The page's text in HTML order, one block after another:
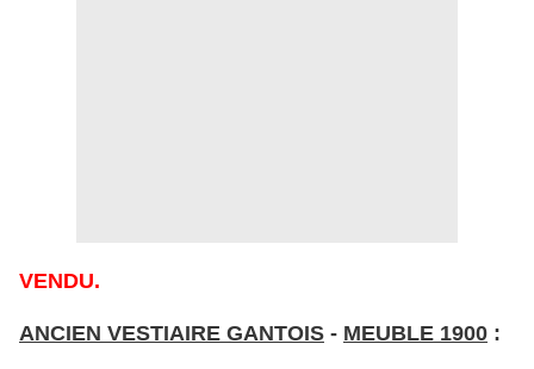
VENDU.
ANCIEN VESTIAIRE GANTOIS - MEUBLE 1900 :